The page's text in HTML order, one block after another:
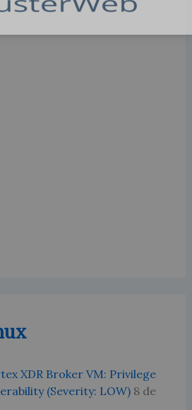
XDR Broker VM: Privilege
(Severity: LOW) 8 de